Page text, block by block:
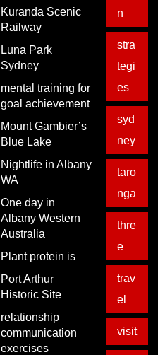
Kuranda Scenic
Railway
Luna Park
Sydney
mental training for
goal achievement
Mount Gambier’s
Blue Lake
Nightlife in Albany
WA
One day in
Albany Western
Australia
Plant protein is
Port Arthur
Historic Site
relationship
communication
exercises
n
stra
tegi
es
syd
ney
taro
nga
thre
e
trav
el
visit